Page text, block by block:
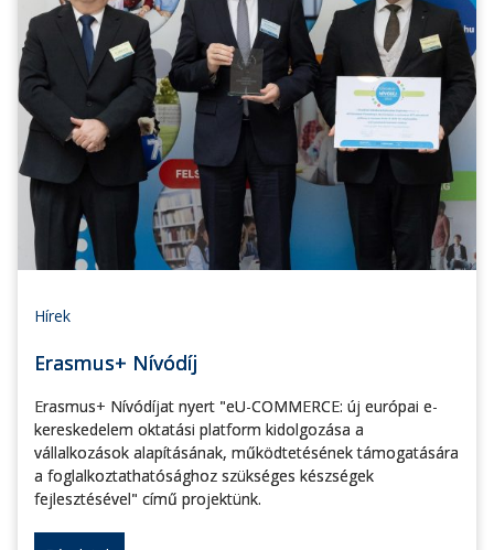
Hírek
Erasmus+ Nívódíj
Erasmus+ Nívódíjat nyert "eU-COMMERCE: új európai e-
kereskedelem oktatási platform kidolgozása a
vállalkozások alapításának, működtetésének támogatására
a foglalkoztathatósághoz szükséges készségek
fejlesztésével" című projektünk.